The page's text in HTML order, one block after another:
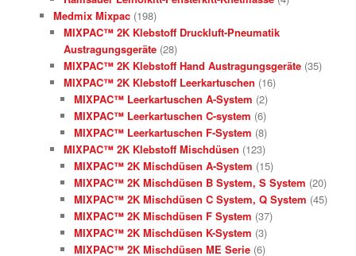
Medmix Mixpac (198)
MIXPAC™ 2K Klebstoff Druckluft-Pneumatik
Austragungsgeräte (28)
MIXPAC™ 2K Klebstoff Hand Austragungsgeräte (35)
MIXPAC™ 2K Klebstoff Leerkartuschen (16)
MIXPAC™ Leerkartuschen A-System (2)
MIXPAC™ Leerkartuschen C-system (6)
MIXPAC™ Leerkartuschen F-System (8)
MIXPAC™ 2K Klebstoff Mischdüsen (123)
MIXPAC™ 2K Mischdüsen A-System (15)
MIXPAC™ 2K Mischdüsen B System, S System (20)
MIXPAC™ 2K Mischdüsen C System, Q System (45)
MIXPAC™ 2K Mischdüsen F System (37)
MIXPAC™ 2K Mischdüsen K-System (3)
MIXPAC™ 2K Mischdüsen ME Serie (6)